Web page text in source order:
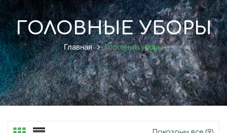
ГОЛОВНЫЕ УБОРЫ
Главная Головные уборы